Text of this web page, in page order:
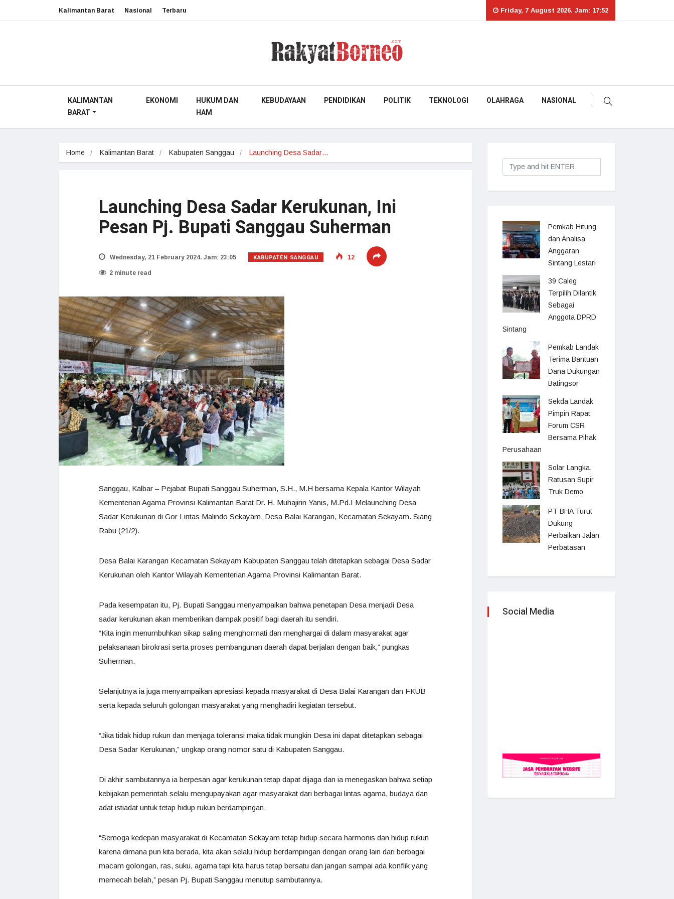
Kalimantan Barat Nasional Terbaru Friday, 7 August 2026. Jam: 17:52
KALIMANTAN
BARAT
EKONOMI
HUKUM DAN
HAM
KEBUDAYAAN PENDIDIKAN POLITIK TEKNOLOGI OLAHRAGA NASIONAL
Home Kalimantan Barat Kabupaten Sanggau Launching Desa Sadar…
Launching Desa Sadar Kerukunan, Ini
Pesan Pj. Bupati Sanggau Suherman
Wednesday, 21 February 2024. Jam: 23:05 KABUPATEN SANGGAU 12
2 minute read
Sanggau, Kalbar – Pejabat Bupati Sanggau Suherman, S.H., M.H bersama Kepala Kantor Wilayah
Kementerian Agama Provinsi Kalimantan Barat Dr. H. Muhajirin Yanis, M.Pd.I Melaunching Desa
Sadar Kerukunan di Gor Lintas Malindo Sekayam, Desa Balai Karangan, Kecamatan Sekayam. Siang
Rabu (21/2).
Desa Balai Karangan Kecamatan Sekayam Kabupaten Sanggau telah ditetapkan sebagai Desa Sadar
Kerukunan oleh Kantor Wilayah Kementerian Agama Provinsi Kalimantan Barat.
Pada kesempatan itu, Pj. Bupati Sanggau menyampaikan bahwa penetapan Desa menjadi Desa
sadar kerukunan akan memberikan dampak positif bagi daerah itu sendiri.
“Kita ingin menumbuhkan sikap saling menghormati dan menghargai di dalam masyarakat agar
pelaksanaan birokrasi serta proses pembangunan daerah dapat berjalan dengan baik,” pungkas
Suherman.
Selanjutnya ia juga menyampaikan apresiasi kepada masyarakat di Desa Balai Karangan dan FKUB
serta kepada seluruh golongan masyarakat yang menghadiri kegiatan tersebut.
“Jika tidak hidup rukun dan menjaga toleransi maka tidak mungkin Desa ini dapat ditetapkan sebagai
Desa Sadar Kerukunan,” ungkap orang nomor satu di Kabupaten Sanggau.
Di akhir sambutannya ia berpesan agar kerukunan tetap dapat dijaga dan ia menegaskan bahwa setiap
kebijakan pemerintah selalu mengupayakan agar masyarakat dari berbagai lintas agama, budaya dan
adat istiadat untuk tetap hidup rukun berdampingan.
“Semoga kedepan masyarakat di Kecamatan Sekayam tetap hidup secara harmonis dan hidup rukun
karena dimana pun kita berada, kita akan selalu hidup berdampingan dengan orang lain dari berbagai
macam golongan, ras, suku, agama tapi kita harus tetap bersatu dan jangan sampai ada konflik yang
memecah belah,” pesan Pj. Bupati Sanggau menutup sambutannya.
Pemkab Hitung
dan Analisa
Anggaran
Sintang Lestari
39 Caleg
Terpilih Dilantik
Sebagai
Anggota DPRD
Sintang
Pemkab Landak
Terima Bantuan
Dana Dukungan
Batingsor
Sekda Landak
Pimpin Rapat
Forum CSR
Bersama Pihak
Perusahaan
Solar Langka,
Ratusan Supir
Truk Demo
PT BHA Turut
Dukung
Perbaikan Jalan
Perbatasan
Social Media